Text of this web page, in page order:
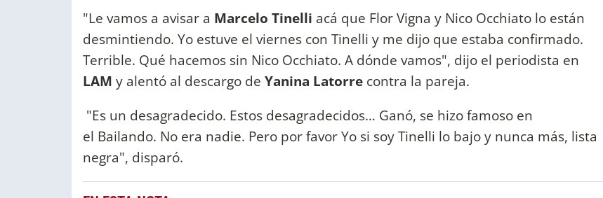
"Le vamos a avisar a Marcelo Tinelli acá que Flor Vigna y Nico Occhiato lo están
desmintiendo. Yo estuve el viernes con Tinelli y me dijo que estaba confirmado.
Terrible. Qué hacemos sin Nico Occhiato. A dónde vamos", dijo el periodista en
LAM y alentó al descargo de Yanina Latorre contra la pareja.
"Es un desagradecido. Estos desagradecidos… Ganó, se hizo famoso en
el Bailando. No era nadie. Pero por favor Yo si soy Tinelli lo bajo y nunca más, lista
negra", disparó.